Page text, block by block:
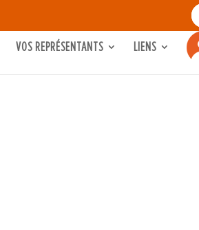
VOS REPRÉSENTANTS LIENS